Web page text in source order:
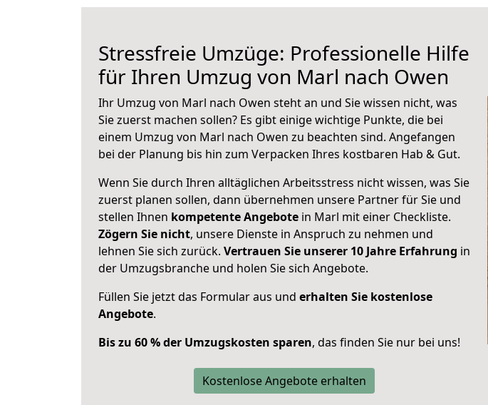
Stressfreie Umzüge: Professionelle Hilfe
für Ihren Umzug von Marl nach Owen
Ihr Umzug von Marl nach Owen steht an und Sie wissen nicht, was
Sie zuerst machen sollen? Es gibt einige wichtige Punkte, die bei
einem Umzug von Marl nach Owen zu beachten sind. Angefangen
bei der Planung bis hin zum Verpacken Ihres kostbaren Hab & Gut.
Wenn Sie durch Ihren alltäglichen Arbeitsstress nicht wissen, was Sie
zuerst planen sollen, dann übernehmen unsere Partner für Sie und
stellen Ihnen kompetente Angebote in Marl mit einer Checkliste.
Zögern Sie nicht, unsere Dienste in Anspruch zu nehmen und
lehnen Sie sich zurück. Vertrauen Sie unserer 10 Jahre Erfahrung in
der Umzugsbranche und holen Sie sich Angebote.
Füllen Sie jetzt das Formular aus und erhalten Sie kostenlose
Angebote.
Bis zu 60 % der Umzugskosten sparen, das finden Sie nur bei uns!
Kostenlose Angebote erhalten